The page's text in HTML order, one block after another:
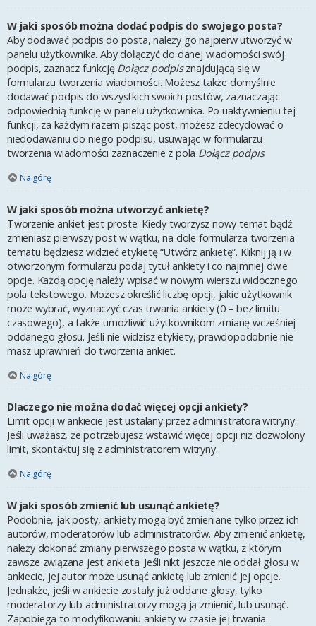
W jaki sposób można dodać podpis do swojego posta?
Aby dodawać podpis do posta, należy go najpierw utworzyć w
panelu użytkownika. Aby dołączyć do danej wiadomości swój
podpis, zaznacz funkcję Dołącz podpisznajdującą się w
formularzu tworzenia wiadomości. Możesz także domyślnie
dodawać podpis do wszystkich swoich postów, zaznaczając
odpowiednią funkcję w panelu użytkownika. Po uaktywnieniu tej
funkcji, za każdym razem pisząc post, możesz zdecydować o
niedodawaniu do niego podpisu, usuwając w formularzu
tworzenia wiadomości zaznaczenie z pola Dołącz podpis.
Na górę
W jaki sposób można utworzyć ankietę?
Tworzenie ankiet jest proste. Kiedy tworzysz nowy temat bądź
zmieniasz pierwszy post w wątku, na dole formularza tworzenia
tematu będziesz widzieć etykietę “Utwórz ankietę”. Kliknij ją i w
otworzonym formularzu podaj tytuł ankiety i co najmniej dwie
opcje. Każdą opcję należy wpisać w nowym wierszu widocznego
pola tekstowego. Możesz określić liczbę opcji, jakie użytkownik
może wybrać, wyznaczyć czas trwania ankiety (0 – bez limitu
czasowego), a także umożliwić użytkownikom zmianę wcześniej
oddanego głosu. Jeśli nie widzisz etykiety, prawdopodobnie nie
masz uprawnień do tworzenia ankiet.
Na górę
Dlaczego nie można dodać więcej opcji ankiety?
Limit opcji w ankiecie jest ustalany przez administratora witryny.
Jeśli uważasz, że potrzebujesz wstawić więcej opcji niż dozwolony
limit, skontaktuj się z administratorem witryny.
Na górę
W jaki sposób zmienić lub usunąć ankietę?
Podobnie, jak posty, ankiety mogą być zmieniane tylko przez ich
autorów, moderatorów lub administratorów. Aby zmienić ankietę,
należy dokonać zmiany pierwszego posta w wątku, z którym
zawsze związana jest ankieta. Jeśli nikt jeszcze nie oddał głosu w
ankiecie, jej autor może usunąć ankietę lub zmienić jej opcje.
Jednakże, jeśli w ankiecie zostały już oddane głosy, tylko
moderatorzy lub administratorzy mogą ją zmienić, lub usunąć.
Zapobiega to modyfikowaniu ankiety w czasie jej trwania.